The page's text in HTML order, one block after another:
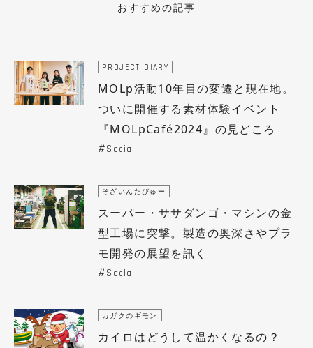
おすすめの記事
PROJECT DIARY
MOLp活動10年目の変遷と現在地。
ついに開催する素材体験イベント
『MOLpCafé2024』の見どころ
Social
そざいんたびゅー
スーパー・ササダンゴ・マシンの金
型工場に突撃。製造の奥深さやプラ
モ開発の展望を訊く
Social
カガクのギモン
カイロはどうして温かくなるの？